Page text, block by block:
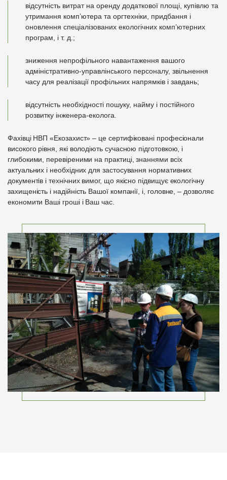
відсутність витрат на оренду додаткової площі, купівлю та
утримання комп’ютера та оргтехніки, придбання і
оновлення спеціалізованих екологічних комп’ютерних
програм, і т. д.;
зниження непрофільного навантаження вашого
адміністративно-управлінського персоналу, звільнення
часу для реалізації профільних напрямків і завдань;
відсутність необхідності пошуку, найму і постійного
розвитку інженера-еколога.
Фахівці НВП «Екозахист» – це сертифіковані професіонали
високого рівня, які володіють сучасною підготовкою, і
глибокими, перевіреними на практиці, знаннями всіх
актуальних і необхідних для застосування нормативних
документів і технічних вимог, що якісно підвищує екологічну
захищеність і надійність Вашої компанії, і, головне, – дозволяє
економити Ваші гроші і Ваш час.